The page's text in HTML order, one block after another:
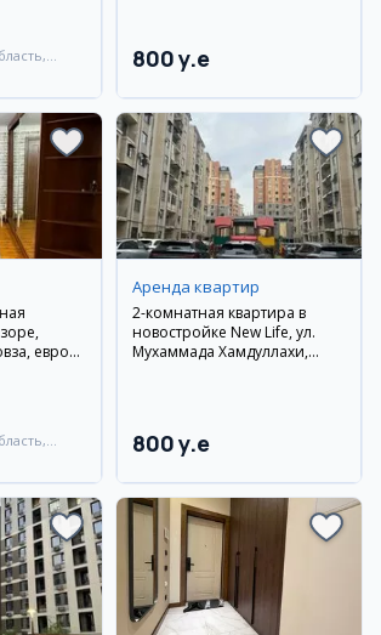
800 y.e
евро
Аренда квартир
2-комнатная квартира в
новостройке New Life, ул.
Мухаммада Хамдуллахи,
800 y.e